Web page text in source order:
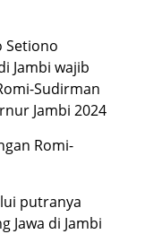
Setiono
Jambi wajib
Sudirman
Jambi 2024
Romi-
putranya
Jawa di Jambi